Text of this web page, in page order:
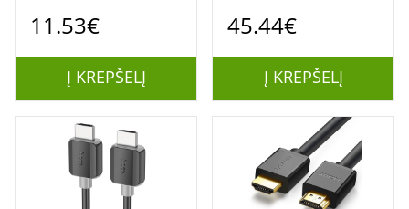
11.53€
Į KREPŠELĮ
Thunderbolt 4, USB-C
100W, 20V/ 5A, 8K/
60Hz, 0.8m
45.44€
Į KREPŠELĮ